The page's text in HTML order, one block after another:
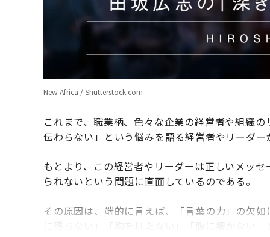
New Africa / Shutterstock.com
これまで、職業柄、色々な企業の経営者や組織
伝わらない」という悩みを語る経営者やリーダ
もとより、この経営者やリーダーは正しいメッ
られないという問題に直面しているのである。
その原因は、端的に言えば、「言葉の力」の欠